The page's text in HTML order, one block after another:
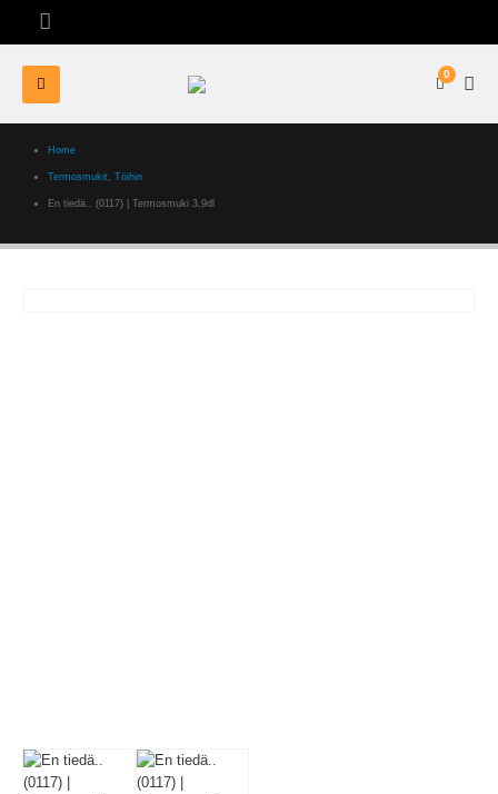
0
Home
Termosmukit,Töihin
En tiedä.. (0117) | Termosmuki 3,9dl